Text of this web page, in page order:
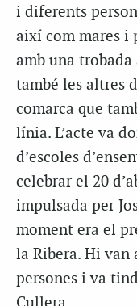
i diferents
així com mares i
amb una
també les altres
comarca que
línia. L’acte va
d’escoles
celebrar el 20
impulsada per
moment era el
la Ribera. Hi
persones i va